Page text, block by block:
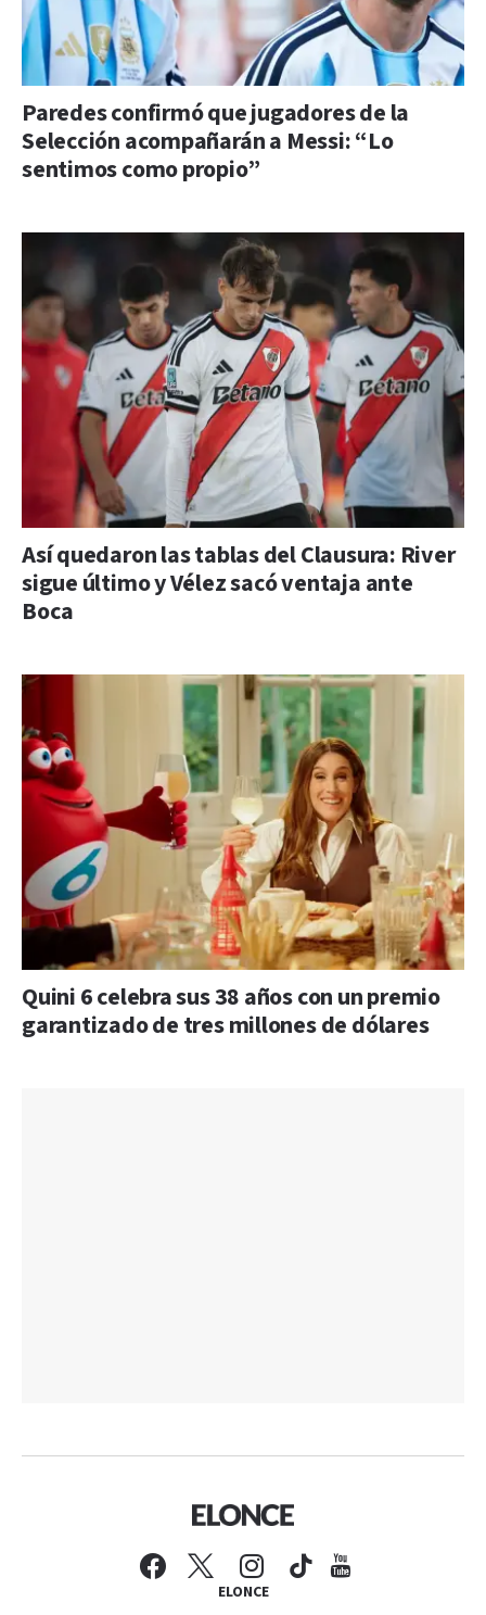
Paredes confirmó que jugadores de la
Selección acompañarán a Messi: “Lo
sentimos como propio”
Así quedaron las tablas del Clausura: River
sigue último y Vélez sacó ventaja ante
Boca
Quini 6 celebra sus 38 años con un premio
garantizado de tres millones de dólares
ELONCE